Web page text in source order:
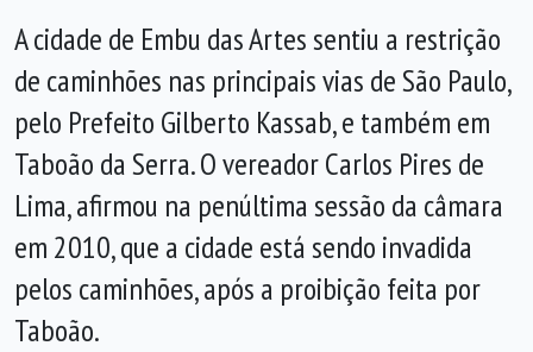
A cidade de Embu das Artes sentiu a restrição
de caminhões nas principais vias de São Paulo,
pelo Prefeito Gilberto Kassab, e também em
Taboão da Serra. O vereador Carlos Pires de
Lima, afirmou na penúltima sessão da câmara
em 2010, que a cidade está sendo invadida
pelos caminhões, após a proibição feita por
Taboão.